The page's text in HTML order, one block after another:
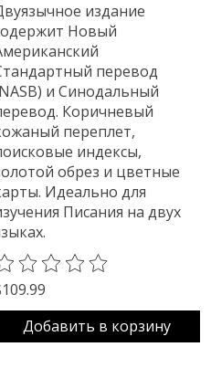
издание
Новый
перевод
и Синодальный
Коричневый
переплет,
индексы,
обрез и цветные
Идеально для
Писания на двух
rating of this product is
Добавить в корзину